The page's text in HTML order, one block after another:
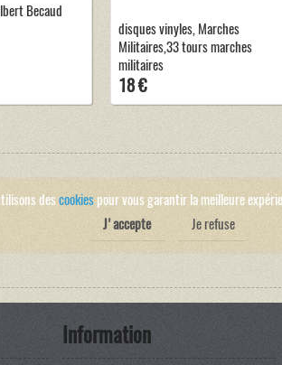
Becaud
disques vinyles, Marches
Militaires,33 tours marches
militaires
18 €
des cookiespour vous garantir la meilleure
J'accepte
Je refuse
Information